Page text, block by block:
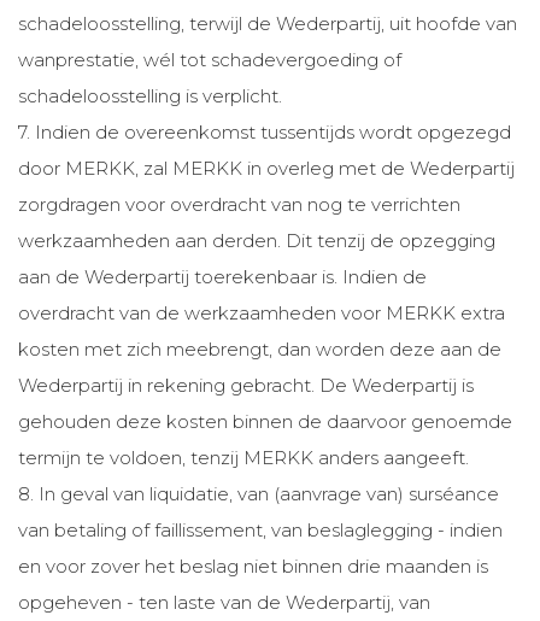
schadeloosstelling, terwijl de Wederpartij, uit hoofde van
wanprestatie, wél tot schadevergoeding of
schadeloosstelling is verplicht.
7. Indien de overeenkomst tussentijds wordt opgezegd
door MERKK, zal MERKK in overleg met de Wederpartij
zorgdragen voor overdracht van nog te verrichten
werkzaamheden aan derden. Dit tenzij de opzegging
aan de Wederpartij toerekenbaar is. Indien de
overdracht van de werkzaamheden voor MERKK extra
kosten met zich meebrengt, dan worden deze aan de
Wederpartij in rekening gebracht. De Wederpartij is
gehouden deze kosten binnen de daarvoor genoemde
termijn te voldoen, tenzij MERKK anders aangeeft.
8. In geval van liquidatie, van (aanvrage van) surséance
van betaling of faillissement, van beslaglegging - indien
en voor zover het beslag niet binnen drie maanden is
opgeheven - ten laste van de Wederpartij, van